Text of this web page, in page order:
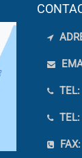
TEL:
TEL:
FAX: